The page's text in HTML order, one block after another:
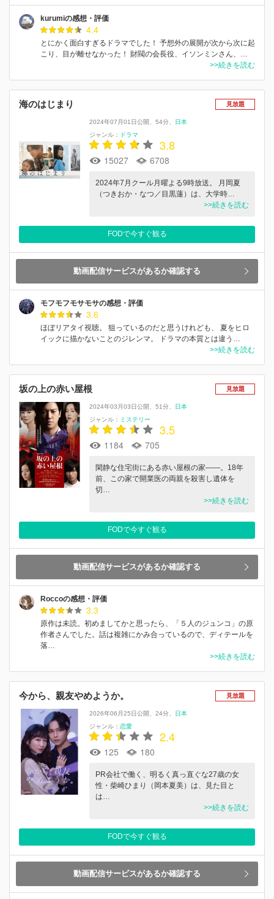
kurumiの感想・評価
4.4
とにかく面白すぎるドラマでした！ 予想外の展開が次から次に起
こり、目が離せなかった！ 財閥の会長役、イソンミンさん、…
>>続きを読む
海のはじまり 見放題
2024年07月01日公開 54分
日本
ジャンル：
ドラマ
3.8
15027 6708
2024年7月クール月曜よる9時放送。 月岡夏
（つきおか・なつ／目黒蓮）は、大学時…
>>続きを読む
FODで今すぐ観る
動画配信サービスがあるか確認する
モフモフモサモサの感想・評価
3.6
ほぼリアタイ視聴。 狙っているのだと思うけれども、 夏をヒロ
イックに描かないことのジレンマ。 ドラマの本質とは違う…
>>続きを読む
坂の上の赤い屋根 見放題
2024年03月03日公開 51分
日本
ジャンル： ミステリー
3.5
1184 705
閑静な住宅街にある赤い屋根の家――。18年
前、この家で開業医の両親を殺害し遺体を
切…
>>続きを読む
FODで今すぐ観る
動画配信サービスがあるか確認する
Roccoの感想・評価
3.3
原作は未読。初めましてかと思ったら、「５人のジュンコ」の原
作者さんでした。話は複雑にかみ合っているので、ディテールを
落…
>>続きを読む
今から、親友やめようか。 見放題
2026年06月25日公開 24分
日本
ジャンル： 恋愛
2.4
125 180
PR会社で働く、明るく真っ直ぐな27歳の女
性・柴崎ひまり（岡本夏美）は、見た目と
は…
>>続きを読む
FODで今すぐ観る
動画配信サービスがあるか確認する